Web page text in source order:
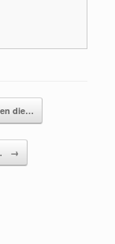
die…
→